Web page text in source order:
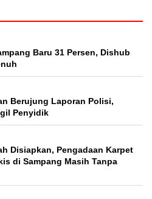
Baru 31 Persen, Dishub
Berujung Laporan Polisi,
Penyidik
Disiapkan, Pengadaan Karpet
di Sampang Masih Tanpa